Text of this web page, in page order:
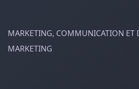
MARKETING, COMMUNICATION ET
MARKETING